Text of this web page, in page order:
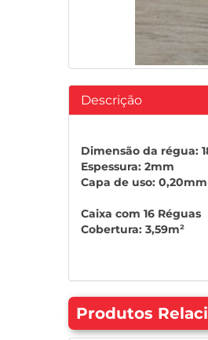
Descrição
Dimensão da régua:
Espessura: 2mm
Capa de uso: 0,20mm
Caixa com 16 Réguas
Cobertura: 3,59m²
Produtos